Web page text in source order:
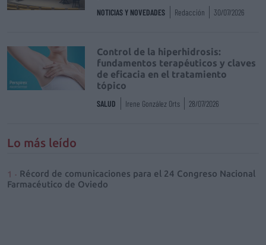
NOTICIAS Y NOVEDADES Redacción 30/07/2026
Control de la hiperhidrosis:
fundamentos terapéuticos y claves
de eficacia en el tratamiento
tópico
SALUD Irene González Orts 28/07/2026
Lo más leído
Récord de comunicaciones para el 24 Congreso Nacional
Farmacéutico de Oviedo